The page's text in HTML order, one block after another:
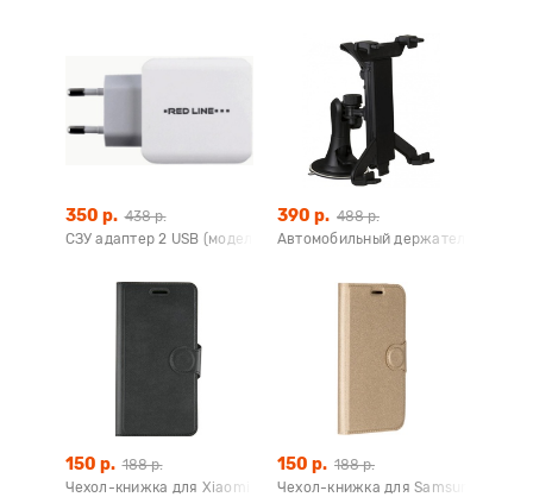
350 р. 438 р.
СЗУ адаптер 2 USB (модель Z-2) 2,1A Fast Charge белый, Redline
390 р. 488 р.
Автомобильный держатель для
150 р. 188 р.
Чехол-книжка для Xiaomi Redmi 4 Pro (черный), Redline
150 р. 188 р.
Чехол-книжка для Samsung